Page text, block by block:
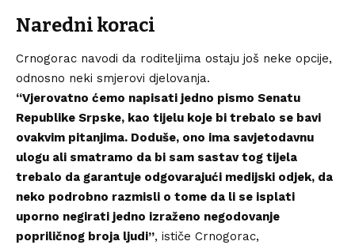
Naredni koraci
Crnogorac navodi da roditeljima ostaju još neke opcije,
odnosno neki smjerovi djelovanja.
“Vjerovatno ćemo napisati jedno pismo Senatu
Republike Srpske, kao tijelu koje bi trebalo se bavi
ovakvim pitanjima. Doduše, ono ima savjetodavnu
ulogu ali smatramo da bi sam sastav tog tijela
trebalo da garantuje odgovarajući medijski odjek, da
neko podrobno razmisli o tome da li se isplati
uporno negirati jedno izraženo negodovanje
popriličnog broja ljudi”, ističe Crnogorac,